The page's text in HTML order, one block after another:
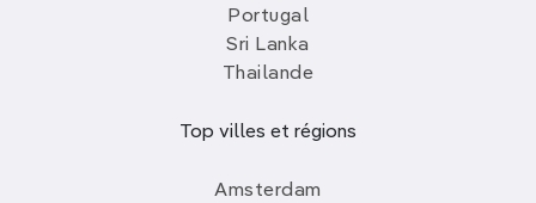
Portugal
Sri Lanka
Thailande
Top villes et régions
Amsterdam